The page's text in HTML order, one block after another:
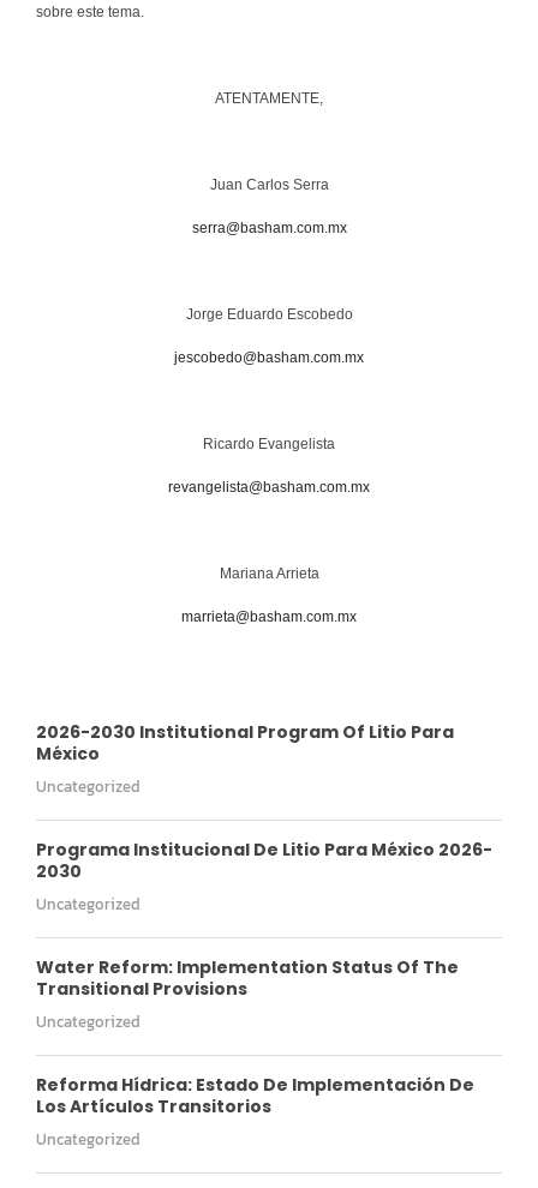
sobre este tema.
ATENTAMENTE,
Juan Carlos Serra
serra@basham.com.mx
Jorge Eduardo Escobedo
jescobedo@basham.com.mx
Ricardo Evangelista
revangelista@basham.com.mx
Mariana Arrieta
marrieta@basham.com.mx
2026-2030 Institutional Program Of Litio Para
México
Uncategorized
Programa Institucional De Litio Para México 2026-
2030
Uncategorized
Water Reform: Implementation Status Of The
Transitional Provisions
Uncategorized
Reforma Hídrica: Estado De Implementación De
Los Artículos Transitorios
Uncategorized